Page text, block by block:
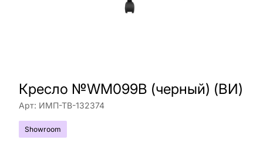
Кресло №WM099B (черный) (ВИ)
Арт: ИМП-ТВ-132374
Showroom